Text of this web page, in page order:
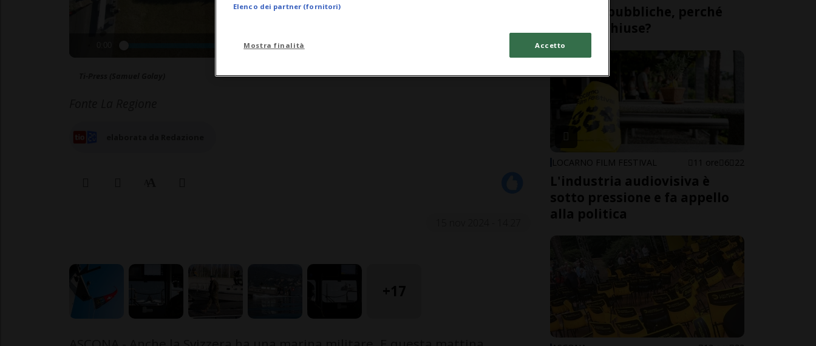
Palestre pubbliche, perché
restano chiuse?
LOCARNO FILM FESTIVAL 11 ore 6 22
L'industria audiovisiva è
sotto pressione e fa appello
alla politica
Elenco dei partner (fornitori)
Mostra finalità Accetto